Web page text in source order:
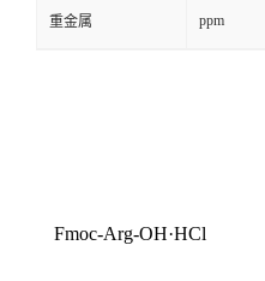
重金属 ppm
Fmoc-Arg-OH·HCl